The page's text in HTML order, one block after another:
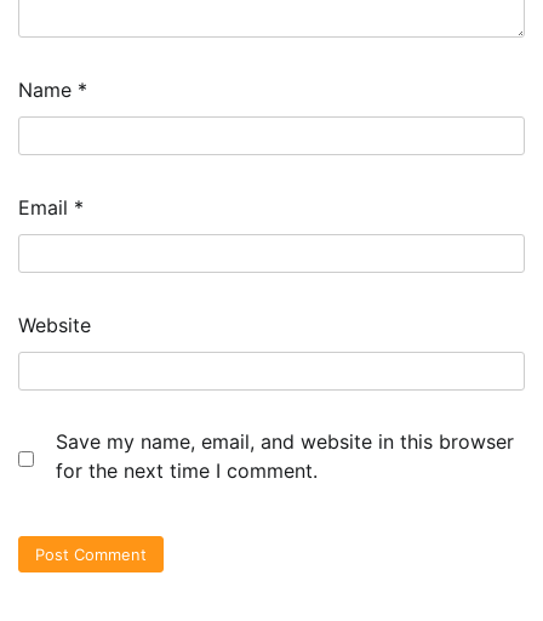
Name *
Email *
Website
Save my name, email, and website in this browser
for the next time I comment.